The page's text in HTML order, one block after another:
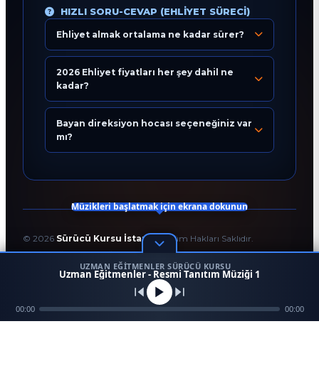
HIZLI SORU-CEVAP (EHLIYET SÜRECI)
Ehliyet almak ortalama ne kadar sürer?
2026 Ehliyet fiyatları her şey dahil ne
kadar?
Bayan direksiyon hocası seçeneğiniz var
mı?
© 2026 Sürücü Kursu İstanbul. Tüm Hakları Saklıdır.
T.C. Milli Eğitim Bakanlığı Onaylı Resmi Eğitim Kurumudur.
Kodlama ve Tasarım:Enver Çağlar
Eğitim Danışmanı
Bugün 06:56
Ara
1
Konum Mezun
Müzikleri başlatmak için ekrana dokunun
UZMAN EĞITMENLER SÜRÜCÜ KURSU
Uzman Eğitmenler - Resmi Tanıtım Müziği 1
00:00 00:00